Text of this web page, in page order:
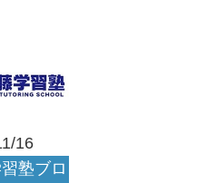
16
塾ブロ